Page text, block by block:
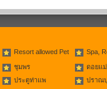
Resort allowed Pet Spa,
ชุมพร ดอยแ
ประตูท่าแพ ปราณ